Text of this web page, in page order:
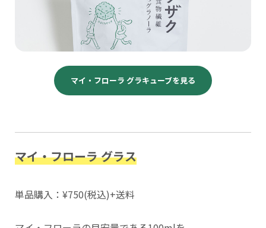
マイ・フローラ グラキューブを見る
マイ・フローラ グラス
単品購入：¥750(税込)+送料